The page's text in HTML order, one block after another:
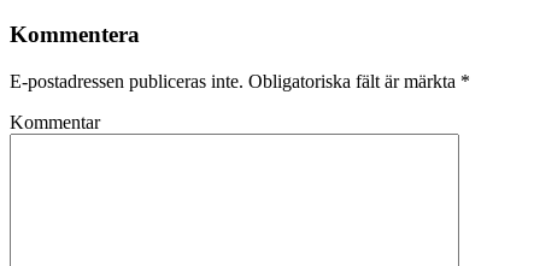
Kommentera
E-postadressen publiceras inte. Obligatoriska fält är märkta *
Kommentar